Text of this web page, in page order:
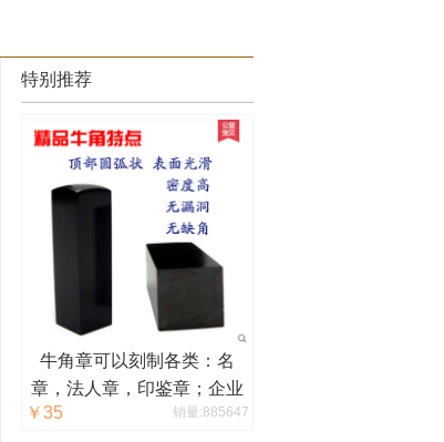
特别推荐
牛角章可以刻制各类：名
章，法人章，印鉴章；企业
logo，图腾，其他设计等。
￥35 销量:885647